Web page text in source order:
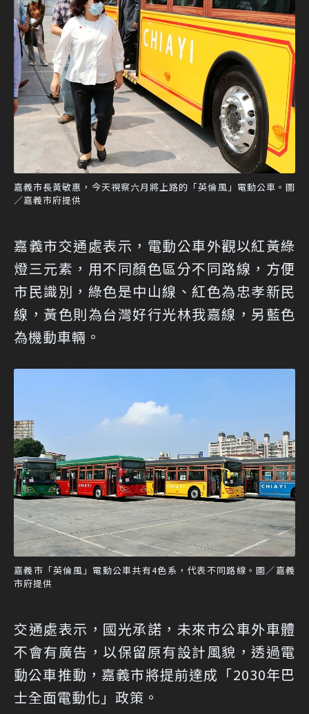
嘉義市長黃敏惠，今天視察六月將上路的「英倫風」電動公車。圖
／嘉義市府提供
嘉義市交通處表示，電動公車外觀以紅黃綠
燈三元素，用不同顏色區分不同路線，方便
市民識別，綠色是中山線、紅色為忠孝新民
線，黃色則為台灣好行光林我嘉線，另藍色
為機動車輛。
嘉義市「英倫風」電動公車共有4色系，代表不同路線。圖／嘉義
市府提供
交通處表示，國光承諾，未來市公車外車體
不會有廣告，以保留原有設計風貌，透過電
動公車推動，嘉義市將提前達成「2030年巴
士全面電動化」政策。